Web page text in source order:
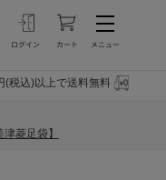
(税込)以上で送料無料
菱足袋】